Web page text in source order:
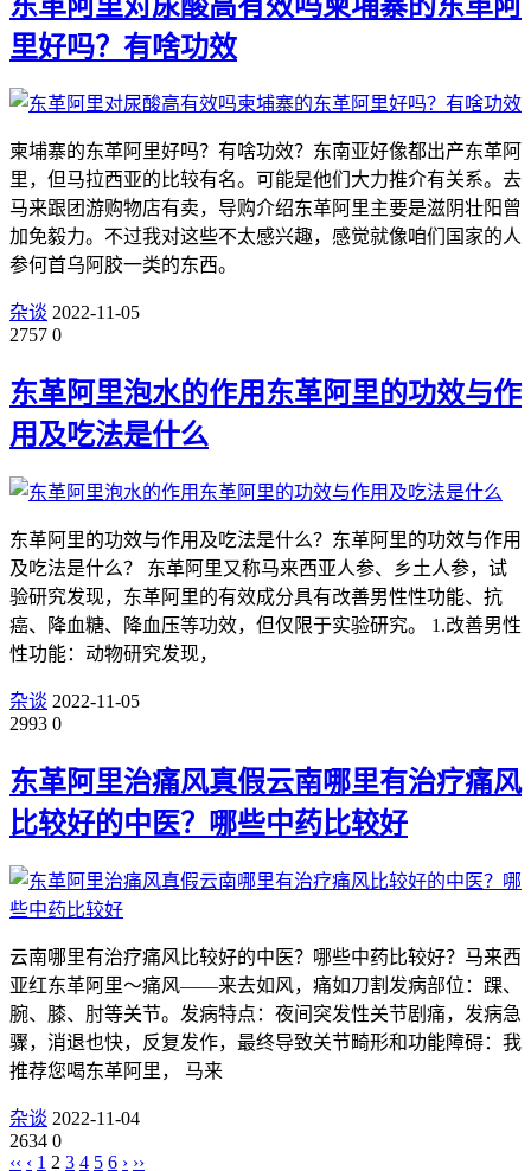
里好吗？有啥功效
柬埔寨的东革阿里好吗？有啥功效？东南亚好像都出产东革阿
里，但马拉西亚的比较有名。可能是他们大力推介有关系。去
马来跟团游购物店有卖，导购介绍东革阿里主要是滋阴壮阳曾
加免毅力。不过我对这些不太感兴趣，感觉就像咱们国家的人
参何首乌阿胶一类的东西。
杂谈 2022-11-05
2757 0
东革阿里泡水的作用东革阿里的功效与作
用及吃法是什么
东革阿里的功效与作用及吃法是什么？东革阿里的功效与作用
及吃法是什么？ 东革阿里又称马来西亚人参、乡土人参，试
验研究发现，东革阿里的有效成分具有改善男性性功能、抗
癌、降血糖、降血压等功效，但仅限于实验研究。 1.改善男性
性功能：动物研究发现，
杂谈 2022-11-05
2993 0
东革阿里治痛风真假云南哪里有治疗痛风
比较好的中医？哪些中药比较好
云南哪里有治疗痛风比较好的中医？哪些中药比较好？马来西
亚红东革阿里～痛风——来去如风，痛如刀割发病部位：踝、
腕、膝、肘等关节。发病特点：夜间突发性关节剧痛，发病急
骤，消退也快，反复发作，最终导致关节畸形和功能障碍：我
推荐您喝东革阿里， 马来
杂谈 2022-11-04
2634 0
‹‹ ‹ 1 2 3 4 5 6 › ››